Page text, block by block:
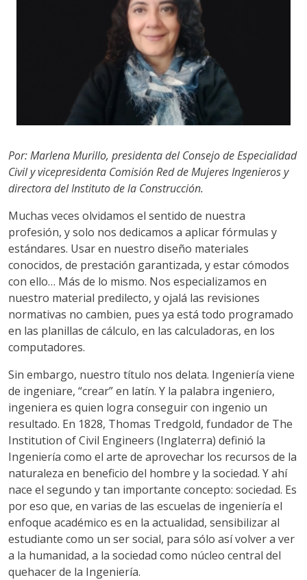
Por: Marlena Murillo, presidenta del Consejo de Especialidad
Civil y vicepresidenta Comisión Red de Mujeres Ingenieros y
directora del Instituto de la Construcción.
Muchas veces olvidamos el sentido de nuestra
profesión, y solo nos dedicamos a aplicar fórmulas y
estándares. Usar en nuestro diseño materiales
conocidos, de prestación garantizada, y estar cómodos
con ello… Más de lo mismo. Nos especializamos en
nuestro material predilecto, y ojalá las revisiones
normativas no cambien, pues ya está todo programado
en las planillas de cálculo, en las calculadoras, en los
computadores.
Sin embargo, nuestro título nos delata. Ingeniería viene
de ingeniare, “crear” en latín. Y la palabra ingeniero,
ingeniera es quien logra conseguir con ingenio un
resultado. En 1828, Thomas Tredgold, fundador de The
Institution of Civil Engineers (Inglaterra) definió la
Ingeniería como el arte de aprovechar los recursos de la
naturaleza en beneficio del hombre y la sociedad. Y ahí
nace el segundo y tan importante concepto: sociedad. Es
por eso que, en varias de las escuelas de ingeniería el
enfoque académico es en la actualidad, sensibilizar al
estudiante como un ser social, para sólo así volver a ver
a la humanidad, a la sociedad como núcleo central del
quehacer de la Ingeniería.